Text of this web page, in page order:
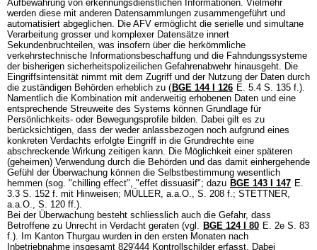
Aufbewahrung von erkennungsdienstlichen Informationen. Vielmehr
werden diese mit anderen Datensammlungen zusammengeführt und
automatisiert abgeglichen. Die AFV ermöglicht die serielle und simultane
Verarbeitung grosser und komplexer Datensätze innert
Sekundenbruchteilen, was insofern über die herkömmliche
verkehrstechnische Informationsbeschaffung und die Fahndungssysteme
der bisherigen sicherheitspolizeilichen Gefahrenabwehr hinausgeht. Die
Eingriffsintensität nimmt mit dem Zugriff und der Nutzung der Daten durch
die zuständigen Behörden erheblich zu ( BGE 144 I 126 E. 5.4 S. 135 f.).
Namentlich die Kombination mit anderweitig erhobenen Daten und eine
entsprechende Streuweite des Systems können Grundlage für
Persönlichkeits- oder Bewegungsprofile bilden. Dabei gilt es zu
berücksichtigen, dass der weder anlassbezogen noch aufgrund eines
konkreten Verdachts erfolgte Eingriff in die Grundrechte eine
abschreckende Wirkung zeitigen kann. Die Möglichkeit einer späteren
(geheimen) Verwendung durch die Behörden und das damit einhergehende
Gefühl der Überwachung können die Selbstbestimmung wesentlich
hemmen (sog. "chilling effect", "effet dissuasif"; dazu BGE 143 I 147 E.
3.3 S. 152 f. mit Hinweisen; MÜLLER, a.a.O., S. 208 f.; STETTNER,
a.a.O., S. 120 ff.).
Bei der Überwachung besteht schliesslich auch die Gefahr, dass
Betroffene zu Unrecht in Verdacht geraten (vgl. BGE 124 I 80 E. 2e S. 83
f.). Im Kanton Thurgau wurden in den ersten Monaten nach
Inbetriebnahme insgesamt 829'444 Kontrollschilder erfasst. Dabei